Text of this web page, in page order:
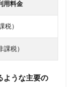
用料金
税）
課税）
ような主要の